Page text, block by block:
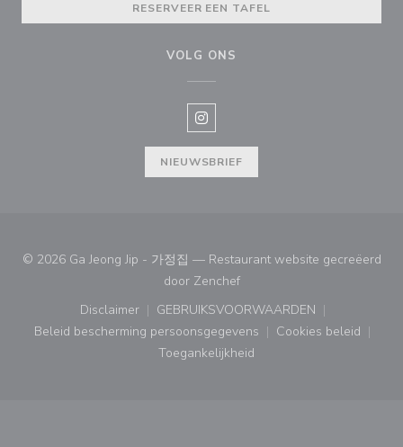
RESERVEER EEN TAFEL
VOLG ONS
Instagram ((opent in een nieuw
NIEUWSBRIEF
© 2026 Ga Jeong Jip - 가정집 — Restaurant website gecreëerd
door Zenchef((opent in een nieuw
Disclaimer
((opent in een nieuw venster))
GEBRUIKSVOORWAARDEN
((opent in een nieuw
Beleid bescherming persoonsgegevens
((opent in een nieuw venster))
Cookies beleid
((opent in
Toegankelijkheid
((opent in een nieuw venster))